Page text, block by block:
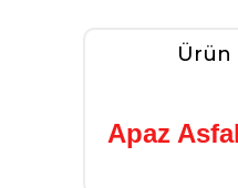
Ürün
Apaz